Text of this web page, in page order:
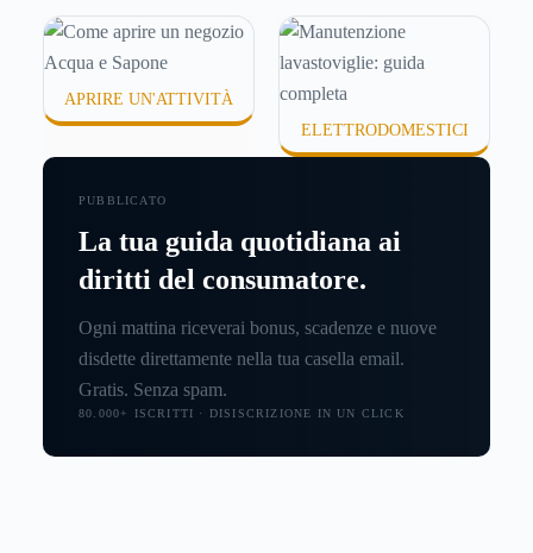
APRIRE UN'ATTIVITÀ
ELETTRODOMESTICI
PUBBLICATO
La tua guida quotidiana ai
diritti del consumatore.
Ogni mattina riceverai bonus, scadenze e nuove
disdette direttamente nella tua casella email.
Gratis. Senza spam.
80.000+ ISCRITTI · DISISCRIZIONE IN UN CLICK